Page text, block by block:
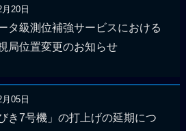
20日
タ級測位補強サービスにおける
局位置変更のお知らせ
05日
き7号機」の打上げの延期につ